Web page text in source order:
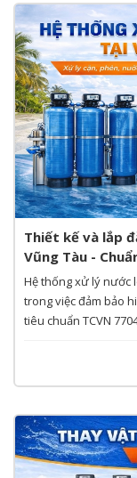
Thiết kế và lắp
Vũng Tàu -
Hệ thống xử lý nước
trong việc đảm bảo
tiêu chuẩn TCVN